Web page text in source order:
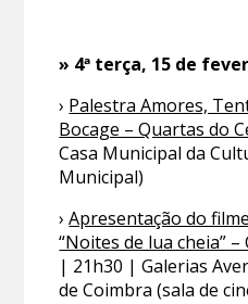
» 4ª terça, 15 de
› Palestra Amores,
Bocage – Quartas do
Casa Municipal da
Municipal)
›Apresentação do
“Noites de lua cheia”
| 21h30 | Galerias
de Coimbra (sala de